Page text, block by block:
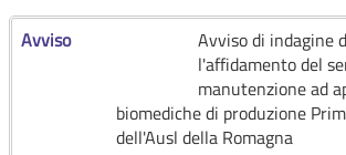
Avviso
Avviso di indagine
l'affidamento del
manutenzione ad
biomediche di produzione
dell'Ausl della Romagna